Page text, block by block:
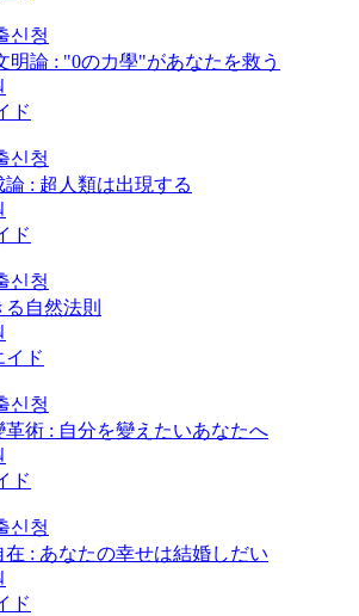
신청
明論 : "0の力學"があなたを救う
ド
신청
論 : 超人類は出現する
ド
신청
自然法則
ド
신청
革術 : 自分を變えたいあなたへ
ド
신청
: あなたの幸せは結婚しだい
ド